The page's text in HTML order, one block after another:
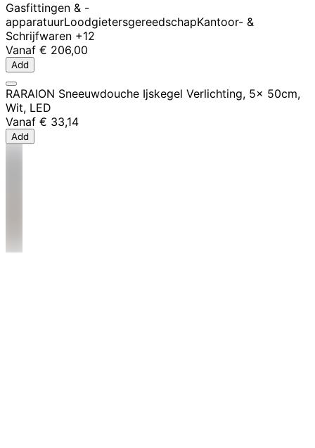
Gasfittingen & -
apparatuurLoodgietersgereedschapKantoor- &
Schrijfwaren +12
Vanaf € 206,00
Add
RARAION Sneeuwdouche Ijskegel Verlichting, 5x 50cm,
Wit, LED
Vanaf € 33,14
Add